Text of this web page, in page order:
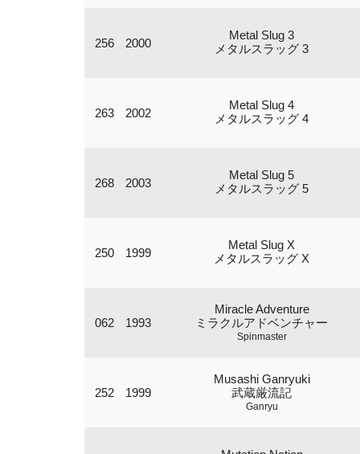
256 2000
Metal Slug 3
メタルスラッグ 3
263 2002
Metal Slug 4
メタルスラッグ 4
268 2003
Metal Slug 5
メタルスラッグ 5
250 1999
Metal Slug X
メタルスラッグ X
062 1993
Miracle Adventure
ミラクルアドベンチャー
Spinmaster
252 1999
Musashi Ganryuki
武蔵厳流記
Ganryu